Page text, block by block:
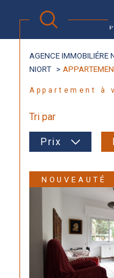
AGENCE IMMOBILIÉRE
NIORT
Appartement à
Tri par
Prix
NOUVEAUTÉ